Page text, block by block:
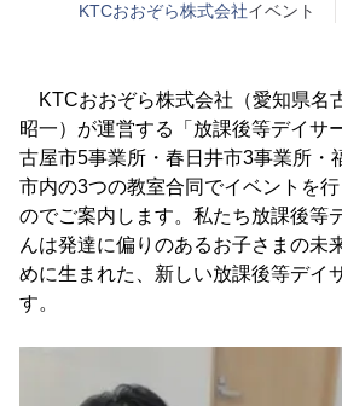
KTCおおぞら株式会社イベント
KTCおおぞら株式会社（愛知県名
昭一）が運営する「放課後等デイサ
古屋市5事業所・春日井市3事業所・
市内の3つの教室合同でイベントを
のでご案内します。私たち放課後等
んは発達に偏りのあるお子さまの未
めに生まれた、新しい放課後等デイ
す。